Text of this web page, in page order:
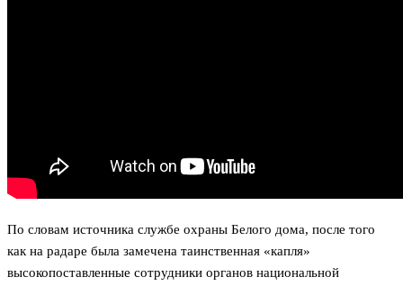
По словам источника службе охраны Белого дома, после того
как на радаре была замечена таинственная «капля»
высокопоставленные сотрудники органов национальной